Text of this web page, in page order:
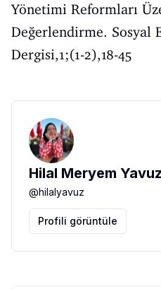
Yönetimi Reformları
Değerlendirme. Sosyal
Dergisi,1;(1-2),18-45
Hilal Meryem Yavuz
@hilalyavuz
Profili görüntüle